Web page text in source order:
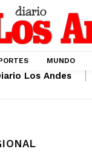
MUNDO
Los Andes